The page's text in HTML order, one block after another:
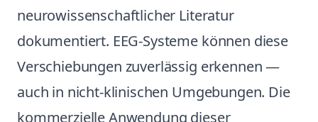
neurowissenschaftlicher Literatur
dokumentiert. EEG-Systeme können diese
Verschiebungen zuverlässig erkennen —
auch in nicht-klinischen Umgebungen. Die
kommerzielle Anwendung dieser